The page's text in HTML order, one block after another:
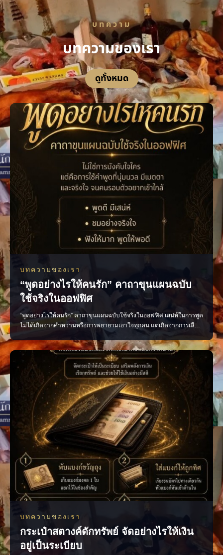
บทความ
บทความของเรา
ดูทั้งหมด
บทความของเรา
“พูดอย่างไรให้คนรัก” คาถาขุนแผนฉบับ
ใช้จริงในออฟฟิศ
“พูดอย่างไรให้คนรัก” คาถาขุนแผนฉบับใช้จริงในออฟฟิศ เสน่ห์ในการพูด
ไม่ได้เกิดจากคำหวานหรือการพยายามเอาใจทุกคน แต่เกิดจากการเลือก
ใช้คำพูดอย่างเหมาะสม น้ำเสียงนุ่มนวล และมีความจริงใจ หลักง่าย ๆ ที่
นำไปใช้ได้จริง พูดดีโดยไม่เสแสร้ง ชื่นชมอย่างจริงใจ รับฟังให้มาก และ
พูดให้พอดี เพียงเปลี่ยนวิธีสื่อสาร บรร
บทความของเรา
กระเป๋าสตางค์ดักทรัพย์ จัดอย่างไรให้เงิน
อยู่เป็นระเบียบ